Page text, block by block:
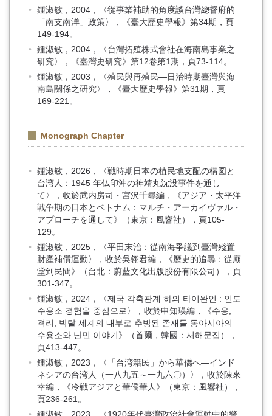
鍾淑敏，2004，〈從事業補助的角度談台灣總督府的
「南支南洋」政策〉，《臺大歷史學報》第34期，頁
149-194。
鍾淑敏，2004，〈台灣拓殖株式會社在海南島事業之
研究〉，《臺灣史研究》第12卷第1期，頁73-114。
鍾淑敏，2003，〈殖民與再殖民—日治時期臺灣與海
南島關係之研究〉，《臺大歷史學報》第31期，頁
169-221。
Monograph Chapter
鍾淑敏，2026，〈戦時期日本の植民地支配の構図と
台湾人：1945 年仏印沖の神靖丸沈没事件を通し
て〉，收於武内房司・宮沢千尋編，《アジア・太平洋
戦争期の日本とベトナム：マルチ・アーカイヴァル・
アプローチを通して》（東京：風響社），頁105-
129。
鍾淑敏，2025，〈平田末治：從南海爭議到臺灣殘置
財產補償運動〉，收於吳翎君編，《歷史的追尋：從廟
堂到民間》（台北：蔚藍文化出版股份有限公司），頁
301-347。
鍾淑敏，2024，〈제국 각축관계 하의 타이완인 : 인도
수용소 경험을 중심으로〉，收於申知瑛編，《수용,
격리, 박탈 세계의 내부로 추방된 존재들 동아시아의
수용소와 난민 이야기》（首爾，韓國：서해문집），
頁413-447。
鍾淑敏，2023，〈「台湾籍民」から華僑へ―インド
ネシアの台湾人（一八九五～一九六〇）〉，收於陳來
幸編，《冷戦アジアと華僑華人》（東京：風響社），
頁236-261。